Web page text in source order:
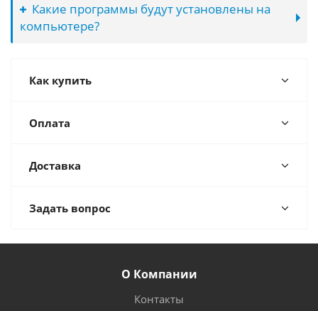
Какие программы будут установлены на
компьютере?
Как купить
Оплата
Доставка
Задать вопрос
О Компании
Контакты